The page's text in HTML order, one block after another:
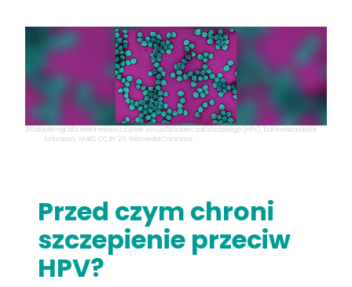
ŹródłoMikrografia elektronowa cząstek wirusa brodawczaka ludzkiego (HPV), barwiona na kolor
turkusowy. NIAID, CC BY 2.0, Wikimedia Commons.
Przed czym chroni
szczepienie przeciw
HPV?